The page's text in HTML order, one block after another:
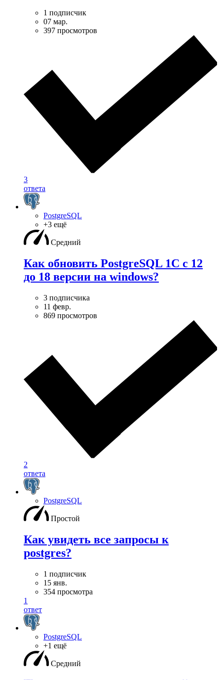
1 подписчик
07 мар.
397 просмотров
3
ответа
PostgreSQL
+3 ещё
Средний
Как обновить PostgreSQL 1С с 12
до 18 версии на windows?
3 подписчика
11 февр.
869 просмотров
2
ответа
PostgreSQL
Простой
Как увидеть все запросы к
postgres?
1 подписчик
15 янв.
354 просмотра
1
ответ
PostgreSQL
+1 ещё
Средний